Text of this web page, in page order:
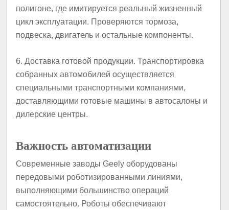
полигоне, где имитируется реальный жизненный
цикл эксплуатации. Проверяются тормоза,
подвеска, двигатель и остальные компоненты.
6. Доставка готовой продукции. Транспортировка
собранных автомобилей осуществляется
специальными транспортными компаниями,
доставляющими готовые машины в автосалоны и
дилерские центры.
Важность автоматизации
Современные заводы Geely оборудованы
передовыми роботизированными линиями,
выполняющими большинство операций
самостоятельно. Роботы обеспечивают